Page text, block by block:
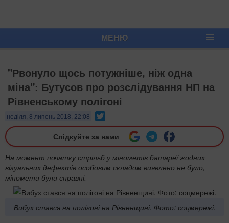
МЕНЮ
"Рвонуло щось потужніше, ніж одна
міна": Бутусов про розслідування НП на
Рівненському полігоні
неділя, 8 липень 2018, 22:08
Слідкуйте за нами
На момент початку стрільб у мінометів батареї жодних
візуальних дефектів особовим складом виявлено не було,
міномети були справні.
Вибух стався на полігоні на Рівненщині. Фото: соцмережі.